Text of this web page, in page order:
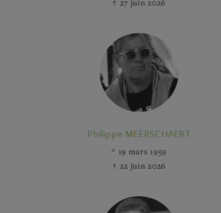
27 juin 2026
Philippe MEERSCHAERT
19 mars 1959
22 juin 2026